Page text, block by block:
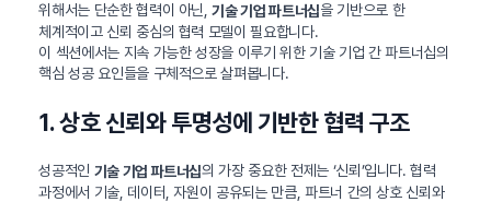
위해서는 단순한 협력이 아닌,기술 기업 파트너십을 기반으로 한
체계적이고 신뢰 중심의 협력 모델이 필요합니다.
이 섹션에서는 지속 가능한 성장을 이루기 위한 기술 기업 간 파트너십의
핵심 성공 요인들을 구체적으로 살펴봅니다.
1. 상호 신뢰와 투명성에 기반한 협력 구조
성공적인 기술 기업 파트너십의 가장 중요한 전제는 ‘신뢰’입니다. 협력
과정에서 기술, 데이터, 자원이 공유되는 만큼, 파트너 간의 상호 신뢰와